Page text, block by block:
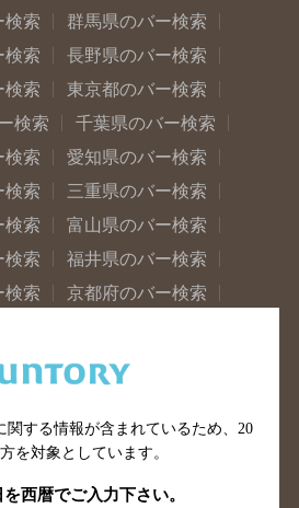
検索
群馬県のバー検索
検索
長野県のバー検索
検索
東京都のバー検索
検索
千葉県のバー検索
検索
愛知県のバー検索
検索
三重県のバー検索
検索
富山県のバー検索
検索
福井県のバー検索
検索
京都府のバー検索
索
和歌山県のバー検索
検索
鳥取県のバー検索
検索
徳島県のバー検索
検索
愛媛県のバー検索
する情報が含まれているため、 20
を対象としています。
西暦でご入力下さい。